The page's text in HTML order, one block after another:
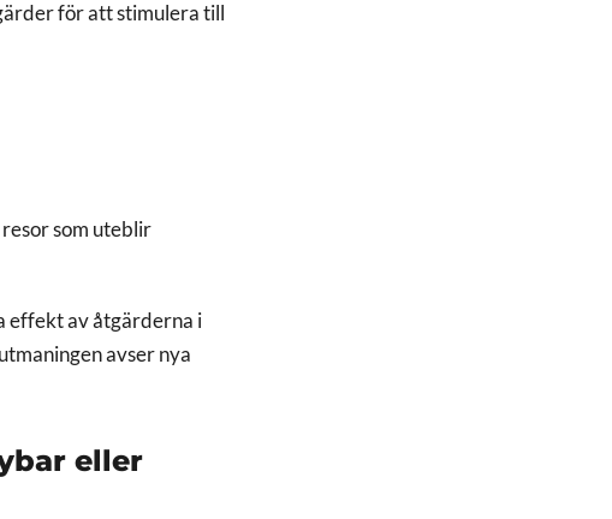
för att stimulera till
som uteblir
effekt av åtgärderna i
avser nya
eller